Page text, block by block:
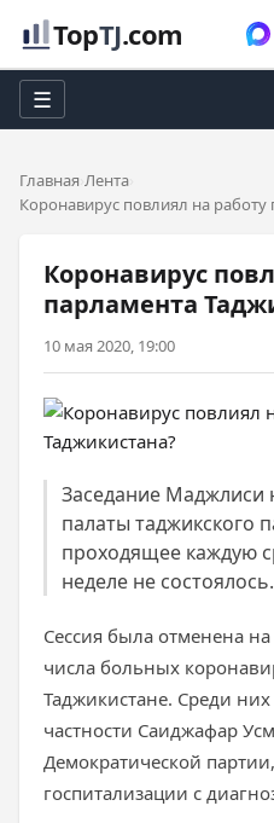
TopTJ.com
☰
Главная Лента
Коронавирус повлиял на работу
Коронавирус
парламента
10 мая 2020, 19:00
Заседание Маджлиси
палаты таджикского
проходящее каждую
неделе не состоялось.
Сессия была отменена
числа больных
Таджикистане. Среди них
частности Саиджафар
Демократической
госпитализации с